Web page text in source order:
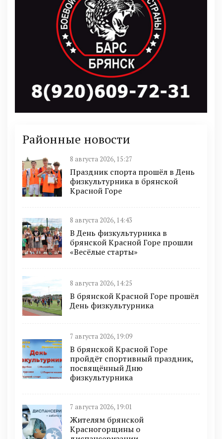
Районные новости
8 августа 2026, 15:27
Праздник спорта прошёл в День
физкультурника в брянской
Красной Горе
8 августа 2026, 14:43
В День физкультурника в
брянской Красной Горе прошли
«Весёлые старты»
8 августа 2026, 14:25
В брянской Красной Горе прошёл
День физкультурника
7 августа 2026, 19:09
В брянской Красной Горе
пройдёт спортивный праздник,
посвящённый Дню
физкультурника
7 августа 2026, 19:01
Жителям брянской
Красногорщины о